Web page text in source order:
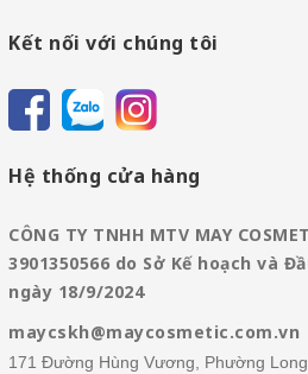
Kết nối với chúng tôi
Hệ thống cửa hàng
CÔNG TY TNHH MTV MAY
3901350566 do Sở Kế hoạch và
ngày 18/9/2024
maycskh@maycosmetic.com.vn
171 Đường Hùng Vương, Phường